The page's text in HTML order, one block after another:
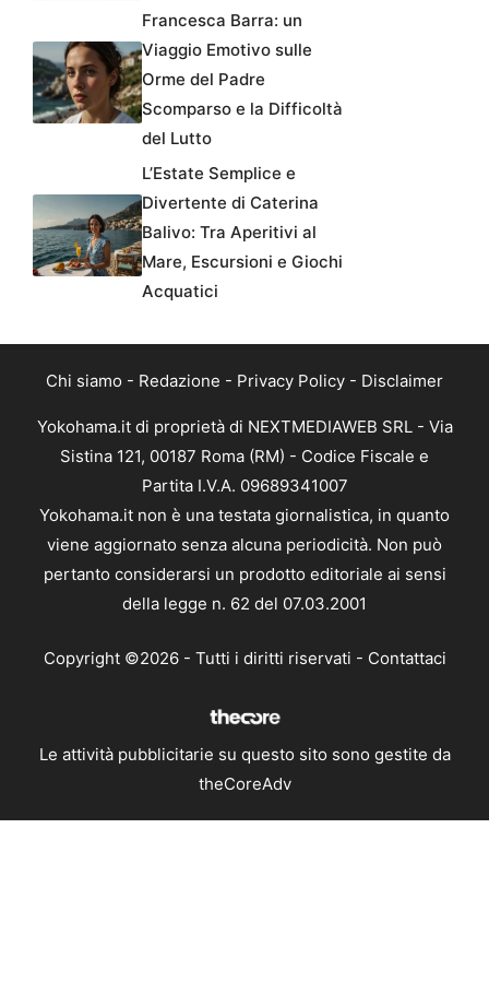
Francesca Barra: un
Viaggio Emotivo sulle
Orme del Padre
Scomparso e la Difficoltà
del Lutto
L’Estate Semplice e
Divertente di Caterina
Balivo: Tra Aperitivi al
Mare, Escursioni e Giochi
Acquatici
Chi siamo - Redazione - Privacy Policy - Disclaimer
Yokohama.it di proprietà di NEXTMEDIAWEB SRL - Via
Sistina 121, 00187 Roma (RM) - Codice Fiscale e
Partita I.V.A. 09689341007
Yokohama.it non è una testata giornalistica, in quanto
viene aggiornato senza alcuna periodicità. Non può
pertanto considerarsi un prodotto editoriale ai sensi
della legge n. 62 del 07.03.2001
Copyright ©2026 - Tutti i diritti riservati - Contattaci
Le attività pubblicitarie su questo sito sono gestite da
theCoreAdv